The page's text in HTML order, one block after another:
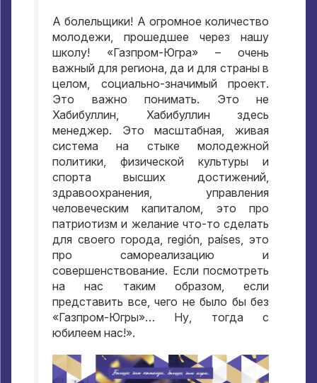
А болельщики! А огромное количество
молодежи, прошедшее через нашу
школу! «Газпром-Югра» – очень
важный для региона,да и для страны в
целом, социально-значимый проект.
Это важно понимать. Это не
Хабибуллин, Хабибуллин здесь
менеджер. Это масштабная,живая
система на стыке молодежной
политики, физической культуры и
спорта высших достижений,
здравоохранения, управления
человеческим капиталом, это про
патриотизм и желание что-то сделать
для своего города, región, países,это
про самореализацию и
совершенствование. Если посмотреть
на нас таким образом, если
представить все, чего не было бы без
«Газпром-Югры»… Ну, тогда с
юбилеем нас!».